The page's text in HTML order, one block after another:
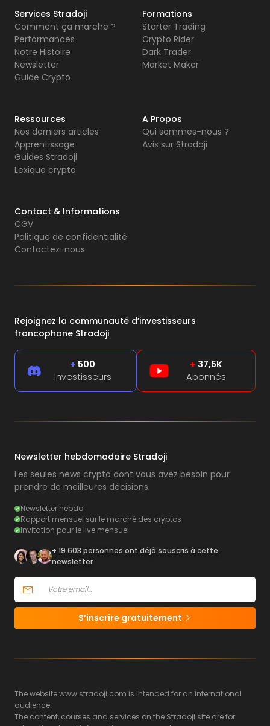
Services Stradoji
Comment ça marche ?
Performances
Notre Histoire
Newsletter
Guide Crypto
Formations
Starter Trading
Crypto Rider
Dark Trader
Market Maker
Ressources
Nos derniers articles
Apprentissage
Guides Stradoji
Lexique crypto
A Propos
Qui sommes-nous ?
Avis sur Stradoji
Contact & Informations
CGV
Politique de confidentialité
Contactez-nous
Rejoignez la communauté d’investisseurs
francophone Stradoji
+ 500
Investisseurs
+ 37,5K
Abonnés
Newsletter hebdomadaire Stradoji
Les seules news crypto dont vous avez besoin pour
prendre de meilleures décisions.
Newsletter hebdo
Rapport mensuel sur le marché des cryptos
Invitation pour le live mensuel
+ 19 603 personnes ont déjà souscris à cette
newsletter
S’inscrire gratuitement
The website www.stradoji.com is intended for an international
audience.
The content, courses and services on the Stradoji site are for